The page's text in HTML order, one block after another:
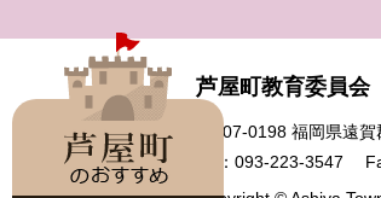
芦屋町教育委員
〒807-0198 福岡県遠
Tel：093-223-3547